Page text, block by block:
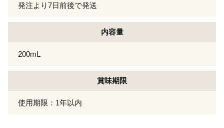
発注より7日前後で発送
内容量
200mL
賞味期限
使用期限：1年以内